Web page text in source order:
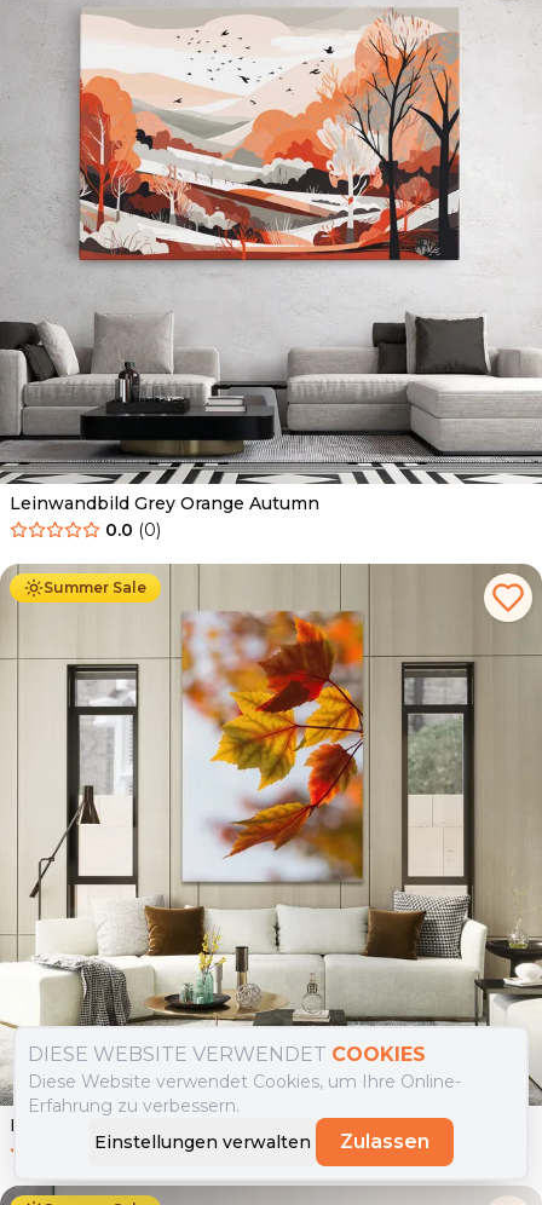
Leinwandbild Grey Orange Autumn
0.0 (0)
Summer Sale
Ab 39.90 € 34.90
Leinwandbild Red Yellow Autumn
0.0 (0) €
DIESE WEBSITE VERWENDET COOKIES
Diese Website verwendet Cookies, um Ihre Online-
Erfahrung zu verbessern.
Einstellungen verwalten
Zulassen